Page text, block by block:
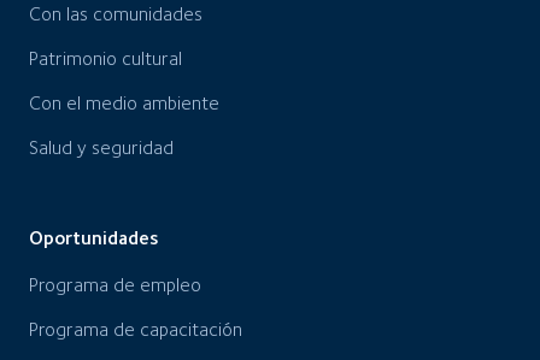
Con las comunidades
Patrimonio cultural
Con el medio ambiente
Salud y seguridad
Oportunidades
Programa de empleo
Programa de capacitación